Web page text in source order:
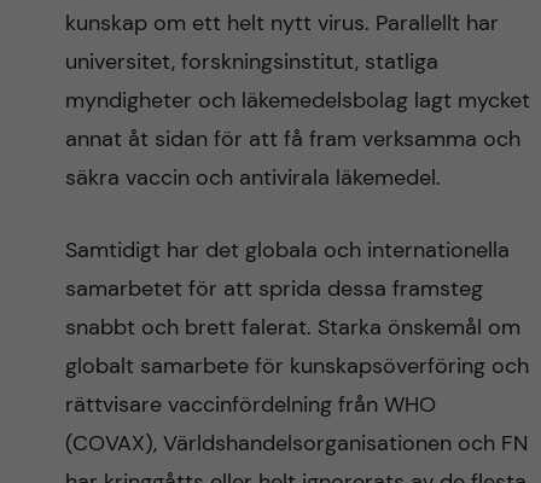
kunskap om ett helt nytt virus. Parallellt har
universitet, forskningsinstitut, statliga
myndigheter och läkemedelsbolag lagt mycket
annat åt sidan för att få fram verksamma och
säkra vaccin och antivirala läkemedel.
Samtidigt har det globala och internationella
samarbetet för att sprida dessa framsteg
snabbt och brett falerat. Starka önskemål om
globalt samarbete för kunskapsöverföring och
rättvisare vaccinfördelning från WHO
(COVAX), Världshandelsorganisationen och FN